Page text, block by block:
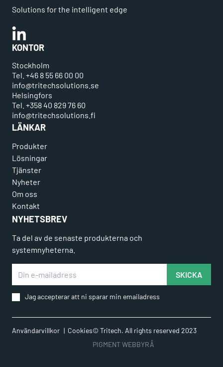
Solutions for the intelligent edge
Linkedin
KONTOR
Stockholm
Tel. +46 8 55 66 00 00
info@tritechsolutions.se
Helsingfors
Tel. +358 40 829 76 60
info@tritechsolutions.fi
LÄNKAR
Produkter
Lösningar
Tjänster
Nyheter
Om oss
Kontakt
NYHETSBREV
Ta del av de senaste produkterna och
systemnyheterna.
SKICKA
Jag accepterar att ni sparar min emailadress
Användarvillkor Cookies© Tritech. All rights reserved 2023
PIGMENT WEBBYRÅ